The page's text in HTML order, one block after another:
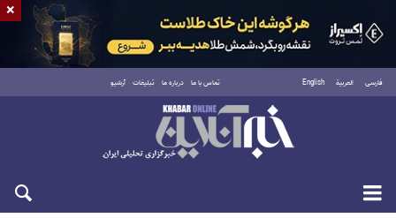
فارسی العربية English تماس با ما درباره ما تبلیغات آرشیو
پنجشنبه ۱۵ مرداد ۱۴۰۵
×